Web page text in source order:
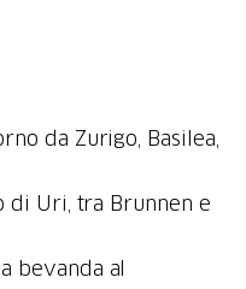
da Zurigo, Basilea,
di Uri, tra Brunnen e
bevanda al